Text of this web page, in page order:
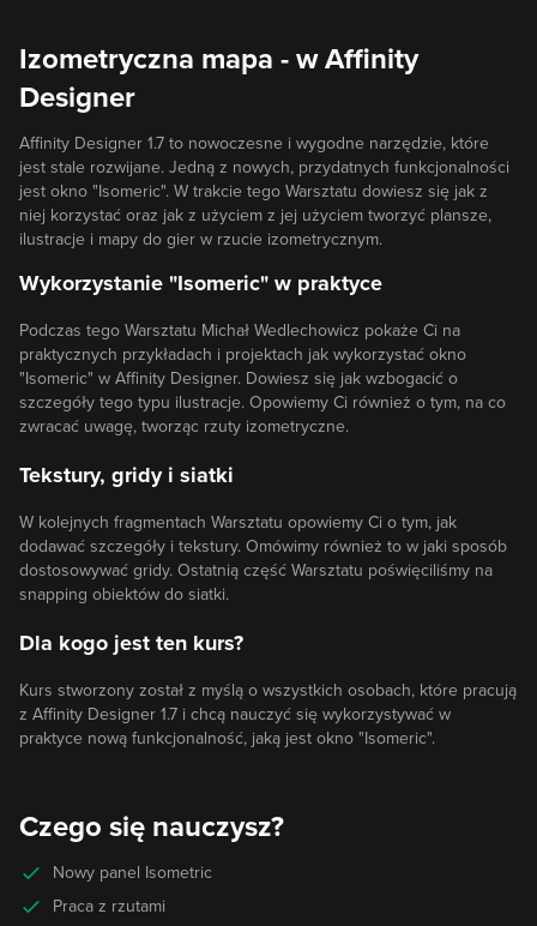
Izometryczna mapa - w Affinity
Designer
Affinity Designer 1.7 to nowoczesne i wygodne narzędzie, które
jest stale rozwijane. Jedną z nowych, przydatnych funkcjonalności
jest okno "Isomeric". W trakcie tego Warsztatu dowiesz się jak z
niej korzystać oraz jak z użyciem z jej użyciem tworzyć plansze,
ilustracje i mapy do gier w rzucie izometrycznym.
Wykorzystanie "Isomeric" w praktyce
Podczas tego Warsztatu Michał Wedlechowicz pokaże Ci na
praktycznych przykładach i projektach jak wykorzystać okno
"Isomeric" w Affinity Designer. Dowiesz się jak wzbogacić o
szczegóły tego typu ilustracje. Opowiemy Ci również o tym, na co
zwracać uwagę, tworząc rzuty izometryczne.
Tekstury, gridy i siatki
W kolejnych fragmentach Warsztatu opowiemy Ci o tym, jak
dodawać szczegóły i tekstury. Omówimy również to w jaki sposób
dostosowywać gridy. Ostatnią część Warsztatu poświęciliśmy na
snapping obiektów do siatki.
Dla kogo jest ten kurs?
Kurs stworzony został z myślą o wszystkich osobach, które pracują
z Affinity Designer 1.7 i chcą nauczyć się wykorzystywać w
praktyce nową funkcjonalność, jaką jest okno "Isomeric".
Czego się nauczysz?
Nowy panel Isometric
Praca z rzutami